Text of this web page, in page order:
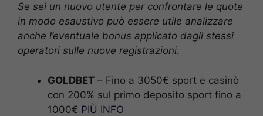
Se sei un nuovo utente per confrontare le quote
in modo esaustivo può essere utile analizzare
anche l’eventuale bonus applicato dagli stessi
operatori sulle nuove registrazioni.
GOLDBET – Fino a 3050€ sport e casinò
con 200% sul primo deposito sport fino a
1000€ PIÙ INFO